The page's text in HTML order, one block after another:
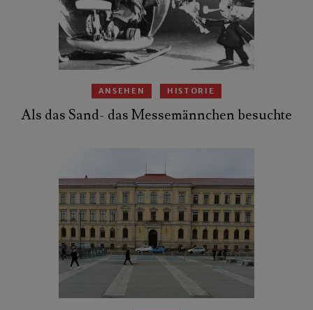
ANSEHEN HISTORIE
Als das Sand- das Messemännchen besuchte